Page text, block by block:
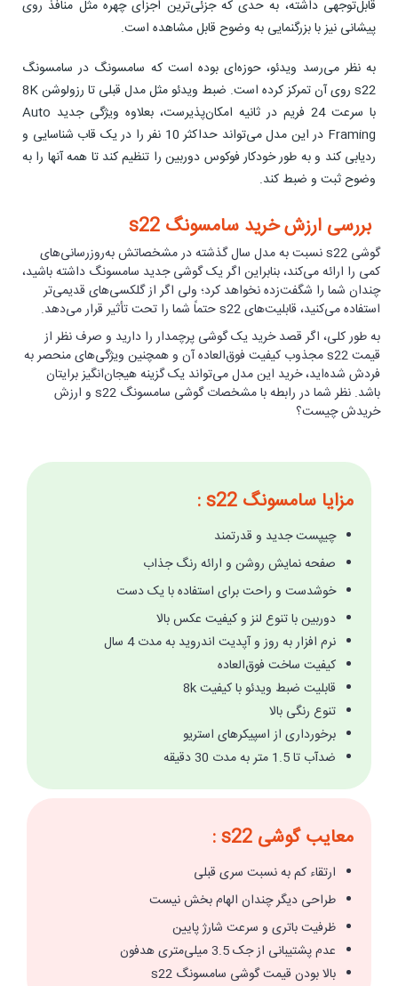
قابل‌توجهی داشته، به حدی که جزئی‌ترین اجزای چهره مثل منافذ روی
پیشانی‌ نیز با بزرگنمایی به وضوح قابل مشاهده است.
به نظر می‌رسد ویدئو، حوزه‌ای بوده است که سامسونگ در سامسونگ
s22 روی آن تمرکز کرده است. ضبط ویدئو مثل مدل قبلی تا رزولوشن 8K
با سرعت 24 فریم در ثانیه امکان‌پذیرست، بعلاوه ویژگی جدید Auto
Framing در این مدل می‌تواند حداکثر 10 نفر را در یک قاب شناسایی و
ردیابی کند و به طور خودکار فوکوس دوربین را تنظیم کند تا همه آنها را به
وضوح ثبت و ضبط کند.
بررسی ارزش خرید سامسونگ s22
گوشی s22 نسبت به مدل سال گذشته در مشخصاتش به‌روزرسانی‌های
کمی را ارائه می‌کند، بنابراین اگر یک گوشی جدید سامسونگ داشته باشید،
چندان شما را شگفت‌زده نخواهد کرد؛ ولی اگر از گلکسی‌های قدیمی‌تر
استفاده می‌کنید، قابلیت‌های s22 حتماً شما را تحت تأثیر قرار می‌دهد.
به طور کلی، اگر قصد خرید یک گوشی پرچمدار را دارید و صرف نظر از
قیمت s22 مجذوب کیفیت فوق‌العاده آن و همچنین ویژگی‌های منحصر به
فردش شده‌اید، خرید این مدل می‌تواند یک گزینه هیجان‌انگیز برایتان
باشد. نظر شما در رابطه با مشخصات گوشی سامسونگ s22 و ارزش
خریدش چیست؟
مزایا سامسونگ s22 :
چیپست جدید و قدرتمند
صفحه نمایش روشن و ارائه رنگ جذاب
خوشدست و راحت برای استفاده با یک دست
دوربین با تنوع لنز و کیفیت عکس بالا
نرم افزار به روز و آپدیت اندروید به مدت 4 سال
کیفیت ساخت فوق‌العاده
قابلیت ضبط ویدئو با کیفیت 8k
تنوع رنگی بالا
برخورداری از اسپیکرهای استریو
ضدآب تا 1.5 متر به مدت 30 دقیقه
معایب گوشی s22 :
ارتقاء کم به نسبت سری قبلی
طراحی دیگر چندان الهام بخش نیست
ظرفیت باتری و سرعت شارژ پایین
عدم پشتیبانی از جک 3.5 میلی‌متری هدفون
بالا بودن قیمت گوشی سامسونگ s22